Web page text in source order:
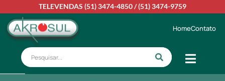
TELEVENDAS (51) 3474-4850/(51) 3474-9759
HomeContato